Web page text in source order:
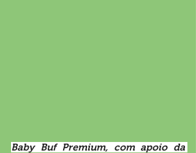
Baby Buf Premium, com apoio da